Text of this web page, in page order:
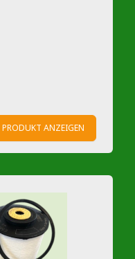
PRODUKT ANZEIGEN